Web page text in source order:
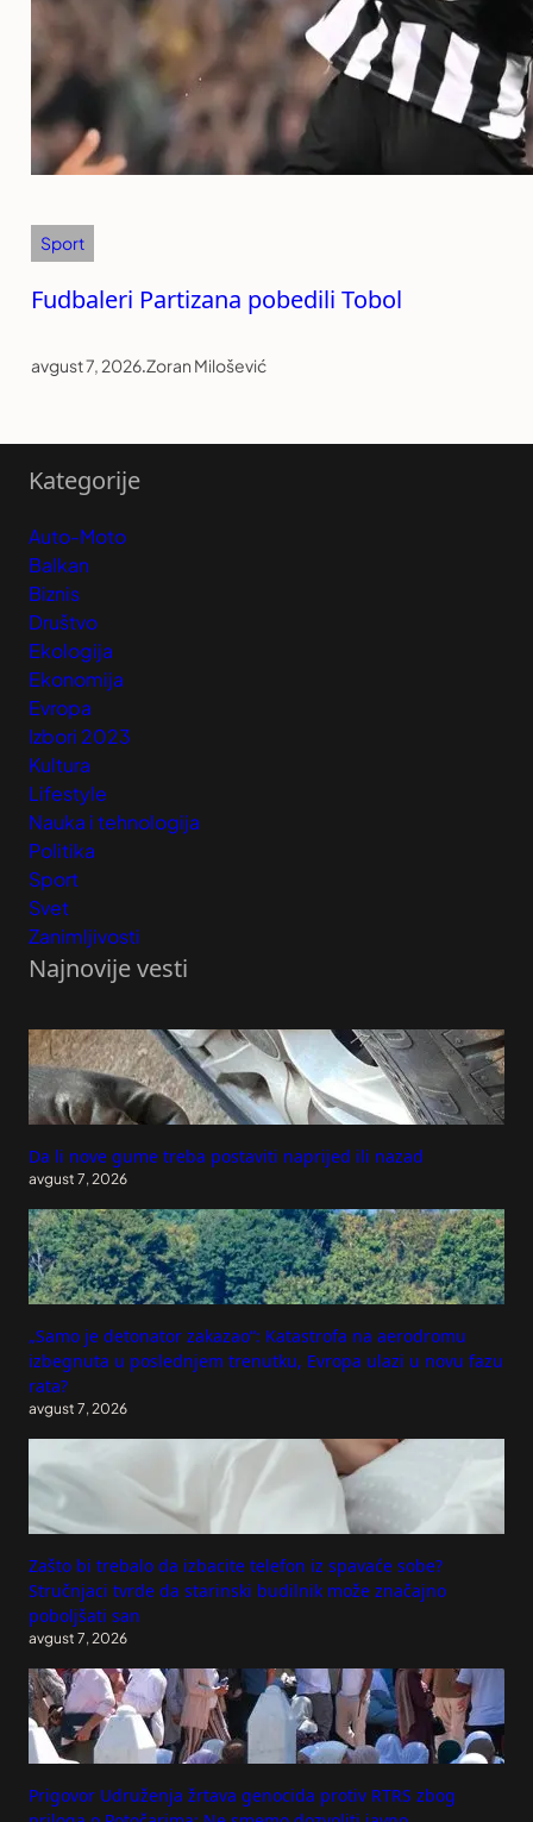
Sport
Fudbaleri Partizana pobedili Tobol
avgust 7, 2026.Zoran Milošević
Kategorije
Auto-Moto
Balkan
Biznis
Društvo
Ekologija
Ekonomija
Evropa
Izbori 2023
Kultura
Lifestyle
Nauka i tehnologija
Politika
Sport
Svet
Zanimljivosti
Najnovije vesti
Da li nove gume treba postaviti naprijed ili nazad
avgust 7, 2026
„Samo je detonator zakazao“: Katastrofa na aerodromu
izbegnuta u poslednjem trenutku, Evropa ulazi u novu fazu
rata?
avgust 7, 2026
Zašto bi trebalo da izbacite telefon iz spavaće sobe?
Stručnjaci tvrde da starinski budilnik može značajno
poboljšati san
avgust 7, 2026
Prigovor Udruženja žrtava genocida protiv RTRS zbog